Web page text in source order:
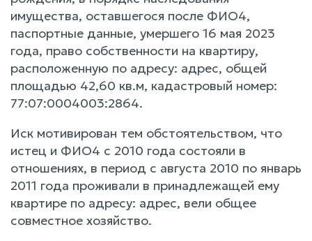
имущества, оставшегося после ФИО4,
паспортные данные, умершего 16 мая 2023
года, право собственности на квартиру,
расположенную по адресу: адрес, общей
площадью 42,60 кв.м, кадастровый номер:
77:07:0004003:2864.
Иск мотивирован тем обстоятельством, что
истец и ФИО4 с 2010 года состояли в
отношениях, в период с августа 2010 по январь
2011 года проживали в принадлежащей ему
квартире по адресу: адрес, вели общее
совместное хозяйство.